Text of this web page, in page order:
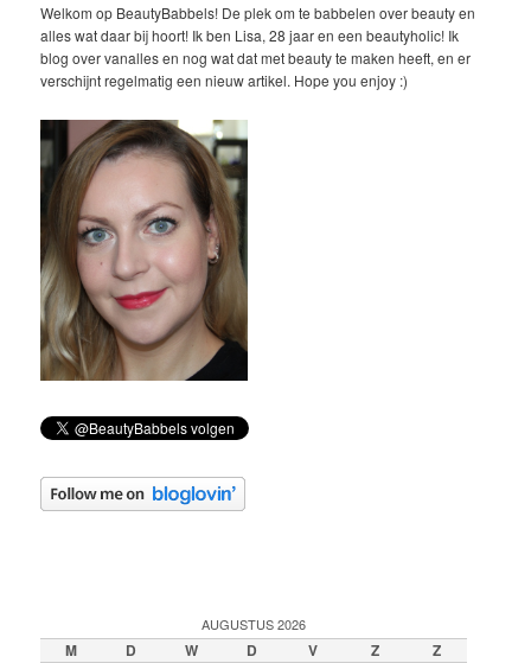
Welkom op BeautyBabbels! De plek om te babbelen over beauty en
alles wat daar bij hoort! Ik ben Lisa, 28 jaar en een beautyholic! Ik
blog over vanalles en nog wat dat met beauty te maken heeft, en er
verschijnt regelmatig een nieuw artikel. Hope you enjoy :)
AUGUSTUS 2026
M D W D V Z Z